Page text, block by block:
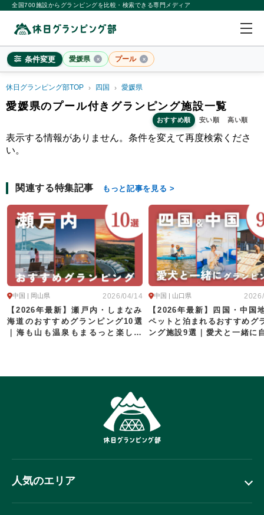
全国700施設からグランピングを比較・検索できる専門メディア
条件変更 愛媛県 プール
2名 × 1室
料金目安※4名利用時の1名最安値
施設タイプ
ドームテント コットンテント コテージ・ロッジ
バンガロー・キャビン 1組限定貸切
特徴・アクティビティ
BBQ サウナ・テントサウナ 焚火・キャンプファイヤー 手持ち花火
温泉 プール 海水浴 ドッグラン 駅から徒歩15分以内
駅から送迎あり
この条件で再検索
休日グランピング部TOP 四国 愛媛県
愛媛県のプール付きグランピング施設一覧
おすすめ順 安い順 高い順
表示する情報がありません。条件を変えて再度検索くださ
い。
関連する特集記事 もっと記事を見る
2026/04/14
中国 | 岡山県
【2026年最新】瀬戸内・しまなみ
海道のおすすめグランピング10選
｜海も山も温泉もまるっと楽しめ
中国 | 山口県
【2026年最新】四国・中国
ペットと泊まれるおすすめグ
ング施設9選｜愛犬と一緒に
人気のエリア